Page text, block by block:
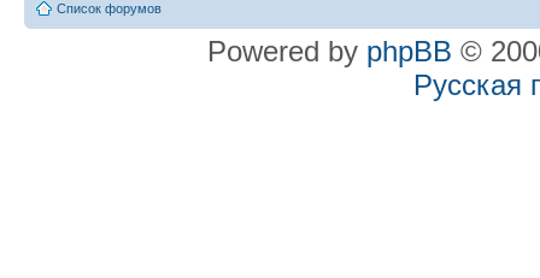
Список форумов
Powered by phpBB ©
Русская